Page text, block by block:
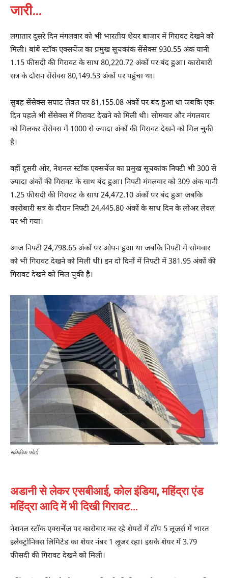
जारी…
लगातार दूसरे दिन मंगलवार को भी भारतीय शेयर बाजार में गिरावट देखने को
मिली। बांबे स्टॉक एक्सचेंज का प्रमुख सूचकांक सेंसेक्स 930.55 अंक यानी
1.15 फीसदी की गिरावट के साथ 80,220.72 अंकों पर बंद हुआ। कारोबारी
सत्र के दौरान सेंसेक्स 80,149.53 अंकों पर पहुंचा था।
सुबह सेंसेक्स सपाट लेवल पर 81,155.08 अंकों पर बंद हुआ था जबकि एक
दिन पहले भी सेंसेक्स में गिरावट देखने को मिली थी। सोमवार और मंगलवार
को मिलकर सेंसेक्स में 1000 से ज्यादा अंकों की गिरावट देखने को मिल चुकी
है।
वहीं दूसरी ओर, नेशनल स्टॉक​ एक्सचेंज का प्रमुख सूचकांक​ निफ्टी भी 300 से
ज्यादा अंकों की गिरावट के साथ बंद हुआ। निफ्टी मंगलवार को 309 अंक यानी
1.25 फीसदी की गिरावट के साथ 24,472.10 अंकों पर बंद हुआ जबकि
कारोबारी सत्र के दौरान निफ्टी 24,445.80 अंकों के साथ दिन के लोअर लेवल
पर भी गया।
आज निफ्टी 24,798.65 अंकों पर ओपन हुआ था जबकि निफ्टी में सोमवार
को भी गिरावट देखने को मिली थी। इन दो दिनों में निफ्टी में 381.95 अंकों की
गिरावट देखने को मिल चुकी है।
सांकेतिक फोटो
अडानी से लेकर एसबीआई, कोल इंडिया, महिंद्रा एंड
महिंद्रा आदि में भी दिखी गिरावट…
नेशनल स्टॉक एक्सचेंज पर कारोबार कर रहे शेयरों में टॉप 5 लूजर्स में भारत
इलेक्ट्रोनिक्स लिमिटेड का शेयर नंबर 1 लूजर रहा। इसके शेयर में 3.79
फीसदी की गिरावट देखने को मिली।